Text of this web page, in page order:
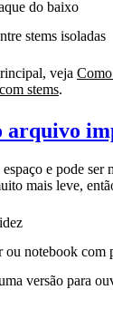
do baixo
stems isoladas
veja
stems.
arquivo
e pode ser
mais leve,
ou notebook com
versão para